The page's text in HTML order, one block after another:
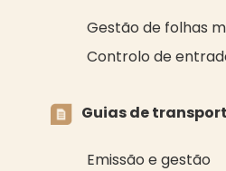
Gestão de folhas
Controlo de
Guias de
Emissão e gestão